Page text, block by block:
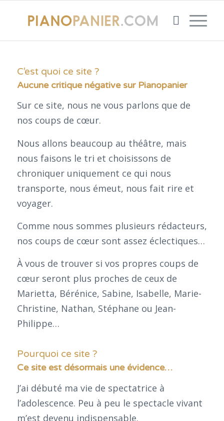
C’est quoi ce site ?
Aucune critique négative sur Pianopanier
Sur ce site, nous ne vous parlons que de
nos coups de cœur.
Nous allons beaucoup au théâtre, mais
nous faisons le tri et choisissons de
chroniquer uniquement ce qui nous
transporte, nous émeut, nous fait rire et
voyager.
Comme nous sommes plusieurs rédacteurs,
nos coups de cœur sont assez éclectiques…
À vous de trouver si vos propres coups de
cœur seront plus proches de ceux de
Marietta, Bérénice, Sabine, Isabelle, Marie-
Christine, Nathan, Stéphane ou Jean-
Philippe…
Pourquoi ce site ?
Ce site est désormais une évidence…
J’ai débuté ma vie de spectatrice à
l’adolescence. Peu à peu le spectacle vivant
m’est devenu indispensable.